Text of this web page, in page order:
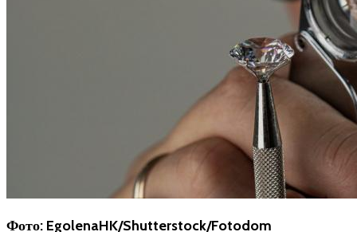
Фото: EgolenaHK/Shutterstock/Fotodom